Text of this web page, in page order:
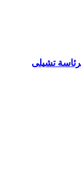
تشيلى